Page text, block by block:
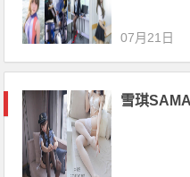
07月21日
雪琪